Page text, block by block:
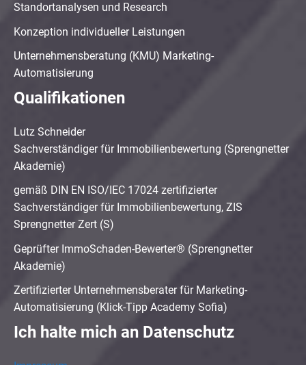
Standortanalysen und Research
Konzeption individueller Leistungen
Unternehmensberatung (KMU) Marketing-
Automatisierung
Qualifikationen
Lutz Schneider
Sachverständiger für Immobilienbewertung (Sprengnetter
Akademie)
gemäß DIN EN ISO/IEC 17024 zertifizierter
Sachverständiger für Immobilienbewertung, ZIS
Sprengnetter Zert (S)
Geprüfter ImmoSchaden-Bewerter® (Sprengnetter
Akademie)
Zertifizierter Unternehmensberater für Marketing-
Automatisierung (Klick-Tipp Academy Sofia)
Ich halte mich an Datenschutz